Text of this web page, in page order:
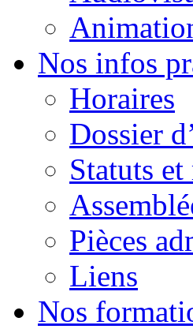
Nos infos
Horaires
Dossier
Statuts
Pièces
Liens
Nos